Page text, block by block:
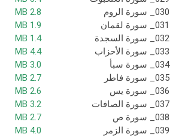
030_ سورة الروم
2.8 MB
031_ سورة لقمان
1.9 MB
032_ سورة السجدة
1.4 MB
033_ سورة الأحزاب
4.4 MB
034_ سورة سبأ
3.0 MB
035_ سورة فاطر
2.7 MB
036_ سورة يس
2.6 MB
037_ سورة الصافات
3.2 MB
038_ سورة ص
2.7 MB
039_ سورة الزمر
4.0 MB